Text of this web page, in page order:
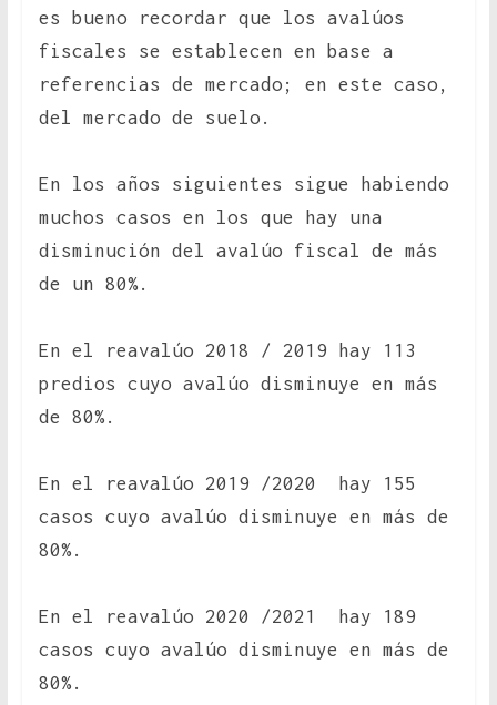
es bueno recordar que los avalúos
fiscales se establecen en base a
referencias de mercado; en este caso,
del mercado de suelo.
En los años siguientes sigue habiendo
muchos casos en los que hay una
disminución del avalúo fiscal de más
de un 80%.
En el reavalúo 2018 / 2019 hay 113
predios cuyo avalúo disminuye en más
de 80%.
En el reavalúo 2019 /2020 hay 155
casos cuyo avalúo disminuye en más de
80%.
En el reavalúo 2020 /2021 hay 189
casos cuyo avalúo disminuye en más de
80%.